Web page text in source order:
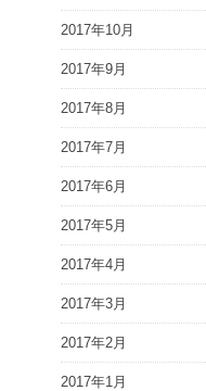
2017年10月
2017年9月
2017年8月
2017年7月
2017年6月
2017年5月
2017年4月
2017年3月
2017年2月
2017年1月